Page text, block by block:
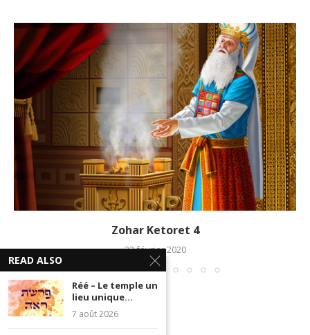
Zohar Ketoret 4
22 février 2020
READ ALSO
Réé – Le temple un
lieu unique...
7 août 2026